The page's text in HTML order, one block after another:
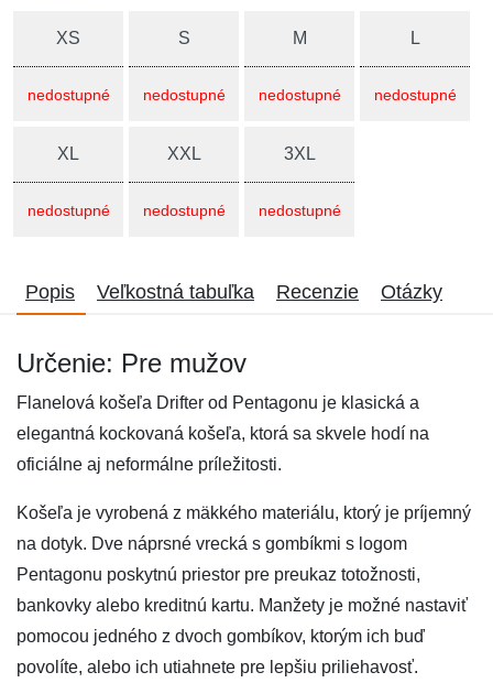
XS
nedostupné
S
nedostupné
M
nedostupné
L
nedostupné
XL
nedostupné
XXL
nedostupné
3XL
nedostupné
Popis Veľkostná tabuľka Recenzie Otázky
Určenie: Pre mužov
Flanelová košeľa Drifter od Pentagonu je klasická a
elegantná kockovaná košeľa, ktorá sa skvele hodí na
oficiálne aj neformálne príležitosti.
Košeľa je vyrobená z mäkkého materiálu, ktorý je príjemný
na dotyk. Dve náprsné vrecká s gombíkmi s logom
Pentagonu poskytnú priestor pre preukaz totožnosti,
bankovky alebo kreditnú kartu. Manžety je možné nastaviť
pomocou jedného z dvoch gombíkov, ktorým ich buď
povolíte, alebo ich utiahnete pre lepšiu priliehavosť.